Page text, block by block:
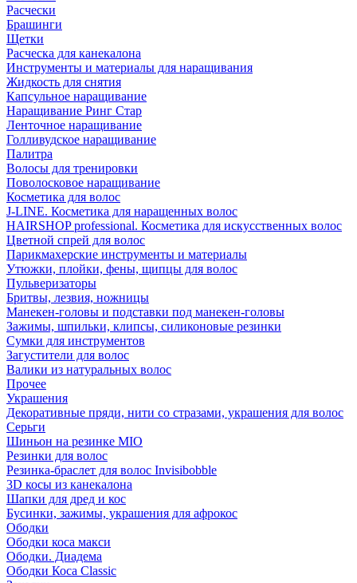
Расчески
Брашинги
Щетки
Расческа для канекалона
Инструменты и материалы для наращивания
Жидкость для снятия
Капсульное наращивание
Наращивание Ринг Стар
Ленточное наращивание
Голливудское наращивание
Палитра
Волосы для тренировки
Поволосковое наращивание
Косметика для волос
J-LINE. Косметика для наращенных волос
HAIRSHOP professional. Косметика для искусственных волос
Цветной спрей для волос
Парикмахерские инструменты и материалы
Утюжки, плойки, фены, щипцы для волос
Пульверизаторы
Бритвы, лезвия, ножницы
Манекен-головы и подставки под манекен-головы
Зажимы, шпильки, клипсы, силиконовые резинки
Сумки для инструментов
Загустители для волос
Валики из натуральных волос
Прочее
Украшения
Декоративные пряди, нити со стразами, украшения для волос
Серьги
Шиньон на резинке MIO
Резинки для волос
Резинка-браслет для волос Invisibobble
3D косы из канекалона
Шапки для дред и кос
Бусинки, зажимы, украшения для афрокос
Ободки
Ободки коса макси
Ободки. Диадема
Ободки Коса Classic